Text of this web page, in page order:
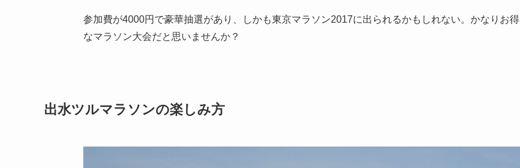
参加費が4000円で豪華抽選があり、しかも東京マラソン2017に出られるかもしれない。かなりお得
なマラソン大会だと思いませんか？
出水ツルマラソンの楽しみ方